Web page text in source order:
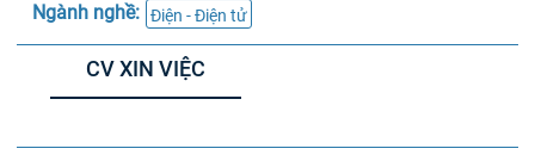
Ngành nghề: Điện - Điện tử
CV XIN VIỆC